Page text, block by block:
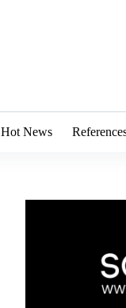
Hot News